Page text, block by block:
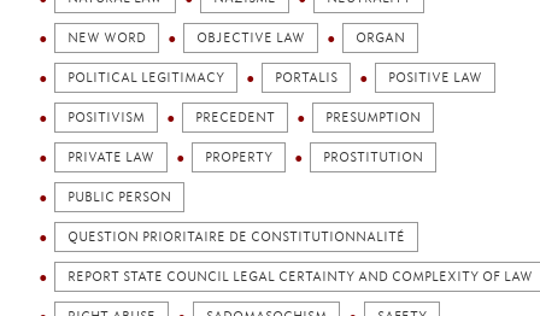
NEW WORD OBJECTIVE LAW ORGAN
POLITICAL LEGITIMACY PORTALIS POSITIVE LAW
POSITIVISM PRECEDENT PRESUMPTION
PRIVATE LAW PROPERTY PROSTITUTION
PUBLIC PERSON
QUESTION PRIORITAIRE DE CONSTITUTIONNALITÉ
REPORT STATE COUNCIL LEGAL CERTAINTY AND COMPLEXITY OF LAW